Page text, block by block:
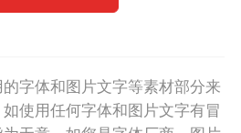
字体和图片文字等素材部分来
使用任何字体和图片文字有冒